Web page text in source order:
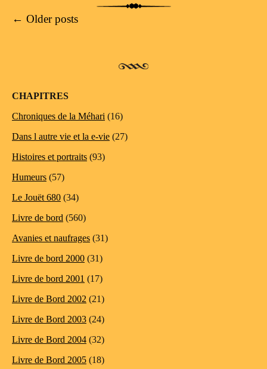
Post navigation
← Older posts
CHAPITRES
Chroniques de la Méhari (16)
Dans l autre vie et la e-vie (27)
Histoires et portraits (93)
Humeurs (57)
Le Jouët 680 (34)
Livre de bord (560)
Avanies et naufrages (31)
Livre de bord 2000 (31)
Livre de bord 2001 (17)
Livre de Bord 2002 (21)
Livre de Bord 2003 (24)
Livre de Bord 2004 (32)
Livre de Bord 2005 (18)